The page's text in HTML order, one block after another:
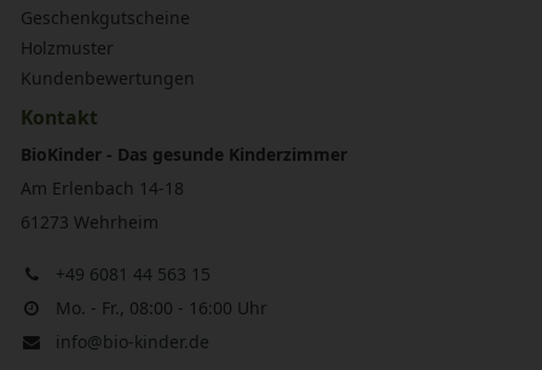
Geschenkgutscheine
Holzmuster
Kundenbewertungen
Kontakt
BioKinder - Das gesunde Kinderzimmer
Am Erlenbach 14-18
61273 Wehrheim
+49 6081 44 563 15
Mo. - Fr., 08:00 - 16:00 Uhr
info@bio-kinder.de